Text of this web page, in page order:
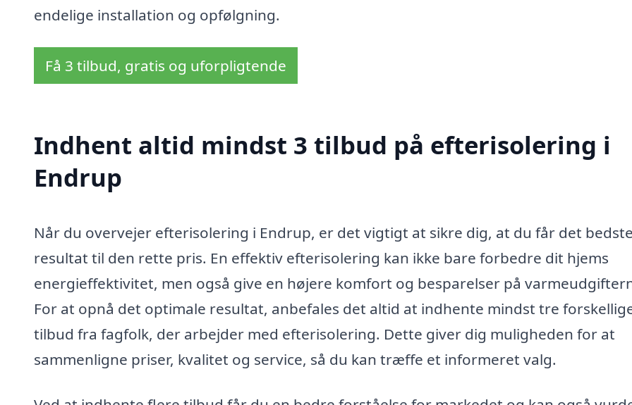
endelige installation og opfølgning.
Få 3 tilbud, gratis og uforpligtende
Indhent altid mindst 3 tilbud på efterisolering i
Endrup
Når du overvejer efterisolering i Endrup, er det vigtigt at sikre dig, at du får det bedste
resultat til den rette pris. En effektiv efterisolering kan ikke bare forbedre dit hjems
energieffektivitet, men også give en højere komfort og besparelser på
For at opnå det optimale resultat, anbefales det altid at indhente mindst tre
tilbud fra fagfolk, der arbejder med efterisolering. Dette giver dig muligheden for at
sammenligne priser, kvalitet og service, så du kan træffe et informeret valg.